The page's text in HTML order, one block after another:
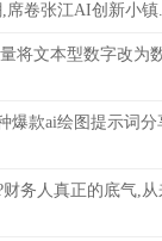
,席卷张江AI创新小镇.
将文本型数字改为
爆款ai绘图提示词
务人真正的底气,